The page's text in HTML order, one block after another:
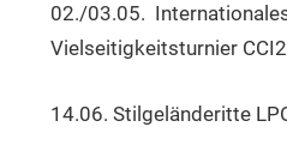
02./03.05.
Vielseitigkeitsturnier
14.06. Stilgeländeritte